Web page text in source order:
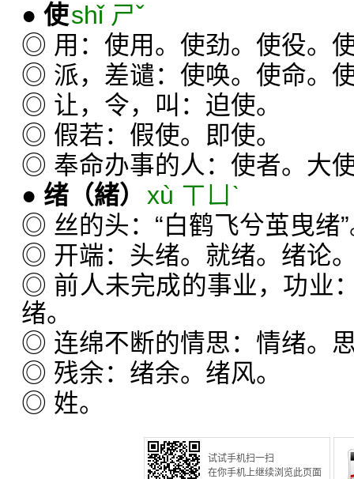
● 使shǐ ㄕˇ
◎ 用：使用。使劲。使役。
◎ 派，差谴：使唤。使命。
◎ 让，令，叫：迫使。
◎ 假若：假使。即使。
◎ 奉命办事的人：使者。大
● 绪 （緒） xù ㄒㄩˋ
◎ 丝的头：“白鹤飞兮茧曳绪
◎ 开端：头绪。就绪。绪论
◎ 前人未完成的事业，功业
绪。
◎ 连绵不断的情思：情绪。
◎ 残余：绪余。绪风。
◎ 姓。
试试手机扫一扫
在你手机上继续浏览此页面